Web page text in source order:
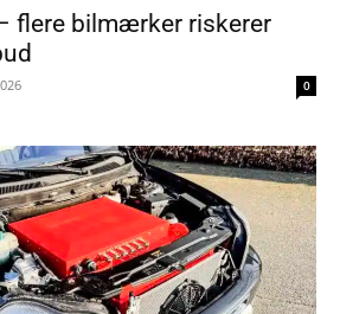
flere bilmærker riskerer
0